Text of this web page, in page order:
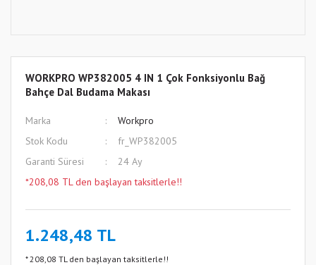
WORKPRO WP382005 4 IN 1 Çok Fonksiyonlu Bağ
Bahçe Dal Budama Makası
Marka
Workpro
Stok Kodu
fr_WP382005
Garanti Süresi
24 Ay
*208,08 TL den başlayan taksitlerle!!
1.248,48 TL
* 208,08 TL den başlayan taksitlerle!!